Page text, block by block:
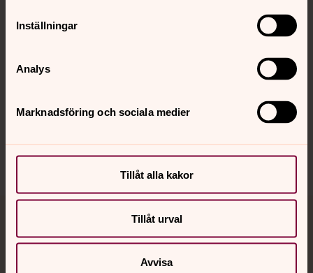
Inställningar
Analys
Marknadsföring och sociala medier
Tillåt alla kakor
Tillåt urval
Avvisa
Hitta snabbt
Sociala kanaler
Jourhavande präst
Akut samtals- och krisstöd. Prata eller chatta anonymt